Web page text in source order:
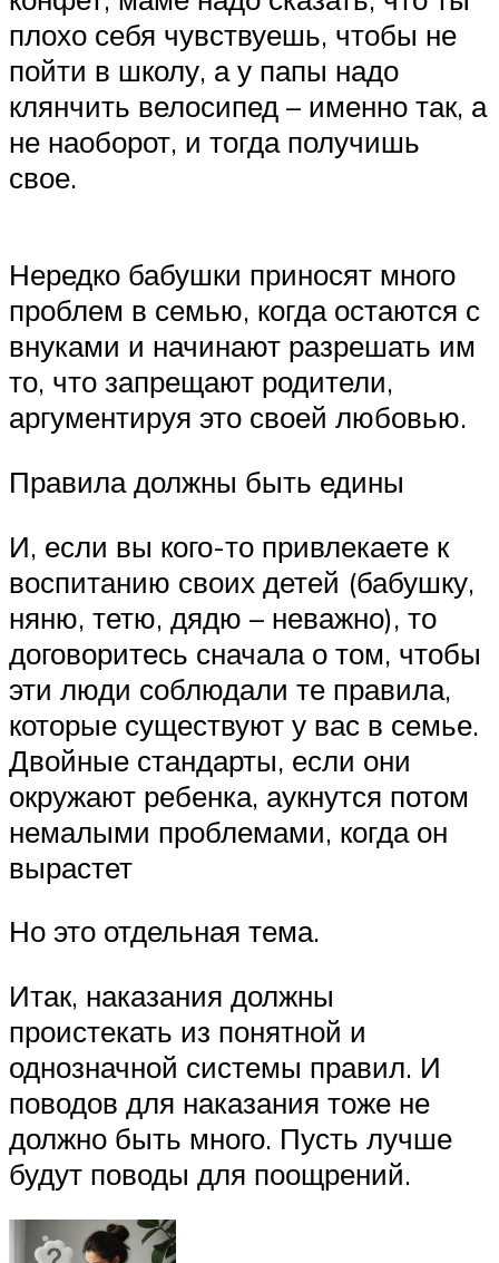
плохо себя чувствуешь, чтобы не
пойти в школу, а у папы надо
клянчить велосипед – именно так, а
не наоборот, и тогда получишь
свое.
Нередко бабушки приносят много
проблем в семью, когда остаются с
внуками и начинают разрешать им
то, что запрещают родители,
аргументируя это своей любовью.
Правила должны быть едины
И, если вы кого-то привлекаете к
воспитанию своих детей (бабушку,
няню, тетю, дядю – неважно), то
договоритесь сначала о том, чтобы
эти люди соблюдали те правила,
которые существуют у вас в семье.
Двойные стандарты, если они
окружают ребенка, аукнутся потом
немалыми проблемами, когда он
вырастет
Но это отдельная тема.
Итак, наказания должны
проистекать из понятной и
однозначной системы правил. И
поводов для наказания тоже не
должно быть много. Пусть лучше
будут поводы для поощрений.